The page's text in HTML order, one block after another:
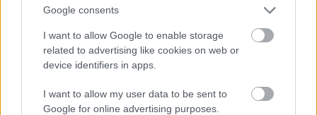
Google consents
I want to allow Google to enable storage
related to advertising like cookies on web or
device identifiers in apps.
I want to allow my user data to be sent to
Google for online advertising purposes.